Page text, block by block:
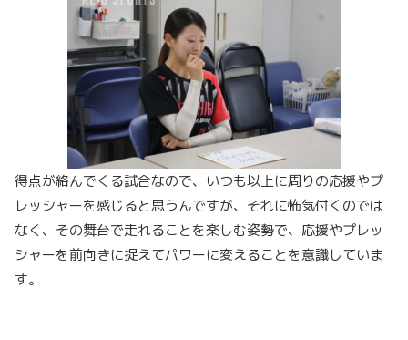
得点が絡んでくる試合なので、いつも以上に周りの応援やプ
レッシャーを感じると思うんですが、それに怖気付くのでは
なく、その舞台で走れることを楽しむ姿勢で、応援やプレッ
シャーを前向きに捉えてパワーに変えることを意識していま
す。